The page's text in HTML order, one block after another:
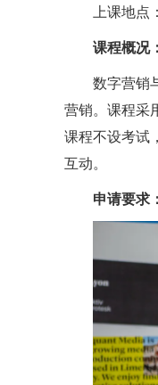
上课地点
课程概况：
数字营销
营销。课程采
课程不设考试
互动。
申请要求 ：